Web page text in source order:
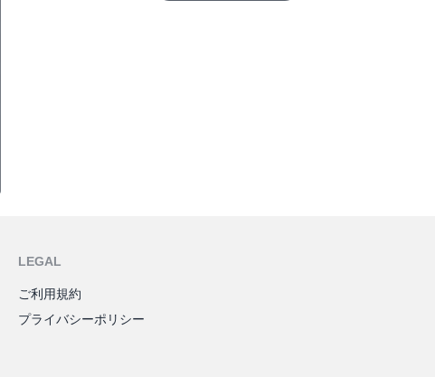
LEGAL
ご利用規約
プライバシーポリシー